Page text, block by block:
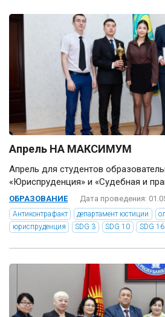
Апрель НА МАКСИМУМ
Апрель для студентов
«Юриспруденция» и «Судебная и
ОБРАЗОВАНИЕ Дата проведения:
Антиконтрафакт департамент юстиции
юриспруденция
SDG 3 SDG 10 SDG 16